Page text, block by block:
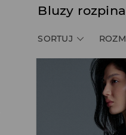
Bluzy
SORTUJ